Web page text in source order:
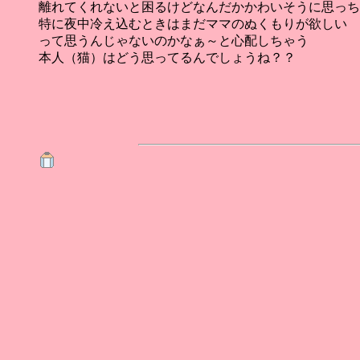
離れてくれないと困るけどなんだかかわいそうに思っ
特に夜中冷え込むときはまだママのぬくもりが欲しい
って思うんじゃないのかなぁ～と心配しちゃう
本人（猫）はどう思ってるんでしょうね？？